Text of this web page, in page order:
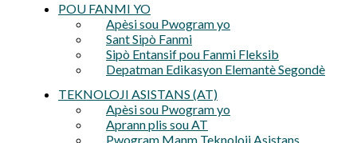
POU FANMI YO
Apèsi sou Pwogram yo
Sant Sipò Fanmi
Sipò Entansif pou Fanmi Fleksib
Depatman Edikasyon Elemantè Segondè
TEKNOLOJI ASISTANS (AT)
Apèsi sou Pwogram yo
Aprann plis sou AT
Pwogram Manm Teknoloji Asistans